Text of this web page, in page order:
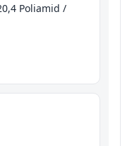
Poliamid /